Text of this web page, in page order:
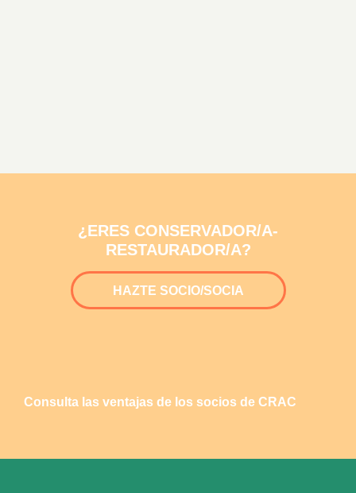
¿ERES CONSERVADOR/A-
RESTAURADOR/A?
HAZTE SOCIO/SOCIA
Consulta las ventajas de los socios de CRAC